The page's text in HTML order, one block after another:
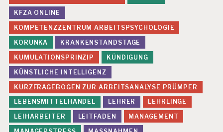
KFZA ONLINE
KOMPETENZZENTRUM ARBEITSPSYCHOLOGIE
KORUNKA
KRANKENSTANDSTAGE
KUMULATIONSPRINZIP
KÜNDIGUNG
KÜNSTLICHE INTELLIGENZ
KURZFRAGEBOGEN ZUR ARBEITSANALYSE PRÜMPER
LEBENSMITTELHANDEL
LEHRER
LEHRLINGE
LEIHARBEITER
LEITFADEN
MANAGEMENT